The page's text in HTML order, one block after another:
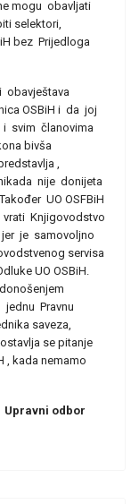
mogu obavljati
selektori,
bez Prijedloga
obavještava
OSBiH i da joj
svim članovima
bivša
,
nije donijeta
UO OSFBiH
Knjigovodstvo
je samovoljno
servisa
UO OSBiH.
jednu Pravnu
saveza,
se pitanje
, kada nemamo